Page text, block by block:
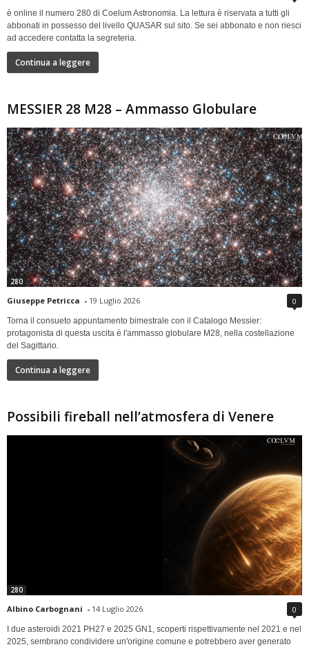
è online il numero 280 di Coelum Astronomia. La lettura è riservata a tutti gli
abbonati in possesso del livello QUASAR sul sito. Se sei abbonato e non riesci
ad accedere contatta la segreteria.
Continua a leggere
MESSIER 28 M28 – Ammasso Globulare
280
Giuseppe Petricca - 19 Luglio 2026 0
Torna il consueto appuntamento bimestrale con il Catalogo Messier:
protagonista di questa uscita è l'ammasso globulare M28, nella costellazione
del Sagittario.
Continua a leggere
Possibili fireball nell’atmosfera di Venere
280
Albino Carbognani - 14 Luglio 2026 0
I due asteroidi 2021 PH27 e 2025 GN1, scoperti rispettivamente nel 2021 e nel
2025, sembrano condividere un'origine comune e potrebbero aver generato